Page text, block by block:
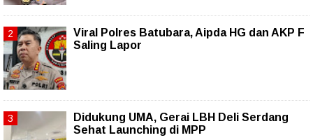
Viral Polres Batubara, Aipda HG dan AKP F
Saling Lapor
Didukung UMA, Gerai LBH Deli Serdang
Sehat Launching di MPP